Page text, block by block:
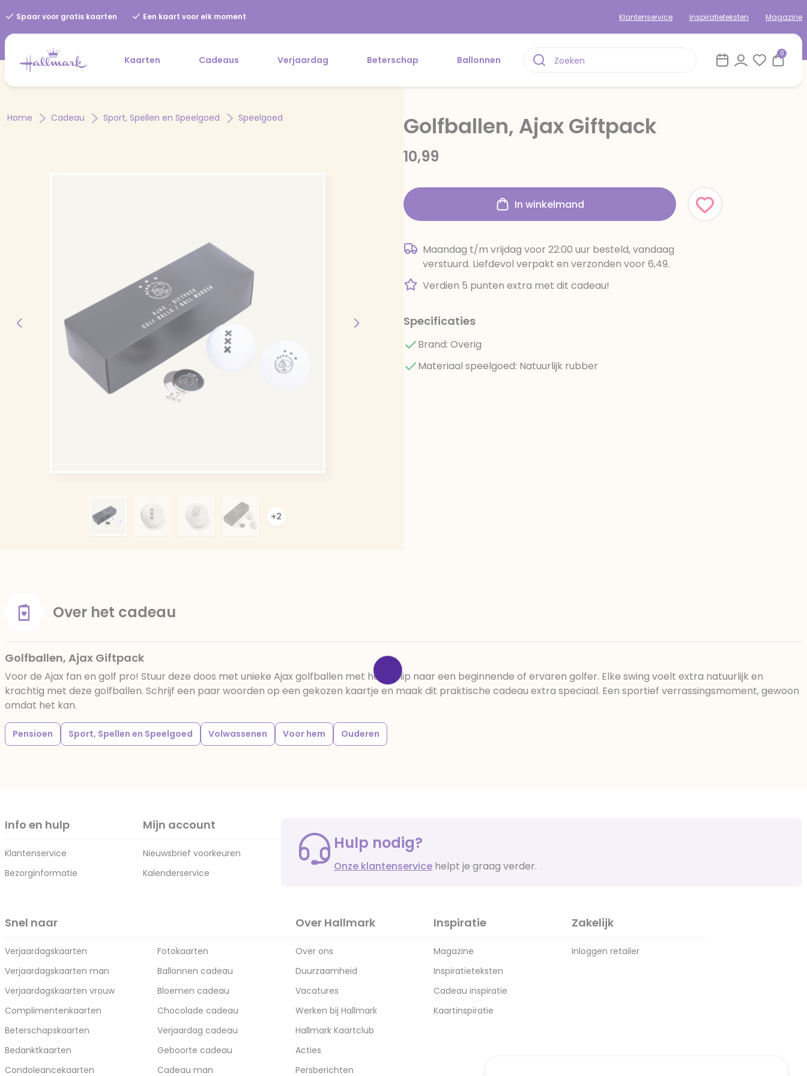
Spaar voor gratis kaarten Een kaart voor elk moment Klantenservice Inspiratieteksten Magazine
Kaarten Cadeaus Verjaardag Beterschap Ballonnen
0
Home Cadeau Sport, Spellen en Speelgoed Speelgoed
+2
Golfballen, Ajax Giftpack
10,99
In winkelmand
Maandag t/m vrijdag voor 22:00 uur besteld, vandaag
verstuurd. Liefdevol verpakt en verzonden voor 6,49.
Verdien 5 punten extra met dit cadeau!
Specificaties
Brand: Overig
Materiaal speelgoed: Natuurlijk rubber
Over het cadeau
Golfballen, Ajax Giftpack
Voor de Ajax fan en golf pro! Stuur deze doos met unieke Ajax golfballen met head clip naar een beginnende of ervaren golfer. Elke swing voelt extra natuurlijk en
krachtig met deze golfballen. Schrijf een paar woorden op een gekozen kaartje en maak dit praktische cadeau extra speciaal. Een sportief verrassingsmoment, gewoon
omdat het kan.
Pensioen Sport, Spellen en Speelgoed Volwassenen Voor hem Ouderen
Info en hulp
Klantenservice
Bezorginformatie
Mijn account
Nieuwsbrief voorkeuren
Kalenderservice
Hulp nodig?
Onze klantenservice helpt je graag verder.
Snel naar
Verjaardagskaarten
Verjaardagskaarten man
Verjaardagskaarten vrouw
Complimentenkaarten
Beterschapskaarten
Bedanktkaarten
Condoleancekaarten
Fotokaarten
Ballonnen cadeau
Bloemen cadeau
Chocolade cadeau
Verjaardag cadeau
Geboorte cadeau
Cadeau man
Over Hallmark
Over ons
Duurzaamheid
Vacatures
Werken bij Hallmark
Hallmark Kaartclub
Acties
Persberichten
Inspiratie
Magazine
Inspiratieteksten
Cadeau inspiratie
Kaartinspiratie
Zakelijk
Inloggen retailer